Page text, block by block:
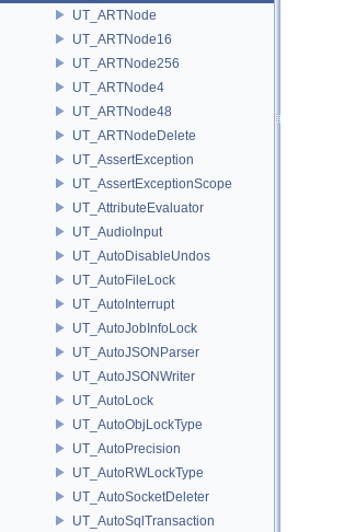
UT_ARTNode
UT_ARTNode16
UT_ARTNode256
UT_ARTNode4
UT_ARTNode48
UT_ARTNodeDelete
UT_AssertException
UT_AssertExceptionScope
UT_AttributeEvaluator
UT_AudioInput
UT_AutoDisableUndos
UT_AutoFileLock
UT_AutoInterrupt
UT_AutoJobInfoLock
UT_AutoJSONParser
UT_AutoJSONWriter
UT_AutoLock
UT_AutoObjLockType
UT_AutoPrecision
UT_AutoRWLockType
UT_AutoSocketDeleter
UT_AutoSqlTransaction